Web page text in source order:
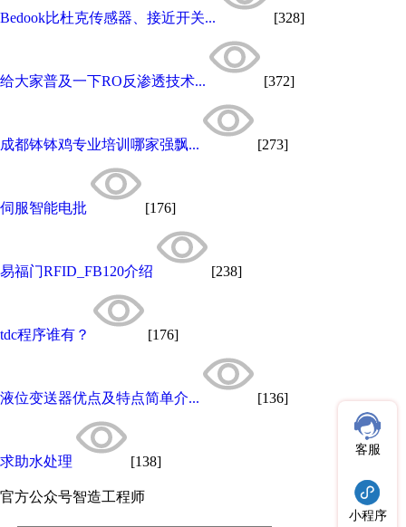
Bedook比杜克传感器、接近开关... [328]
给大家普及一下RO反渗透技术... [372]
成都钵钵鸡专业培训哪家强飘... [273]
伺服智能电批 [176]
易福门RFID_FB120介绍 [238]
tdc程序谁有？ [176]
液位变送器优点及特点简单介... [136]
求助水处理 [138]
官方公众号智造工程师
客服
小程序